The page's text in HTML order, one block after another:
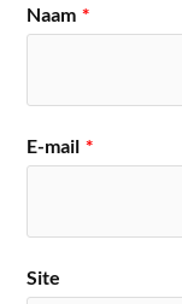
Naam *
E-mail *
Site